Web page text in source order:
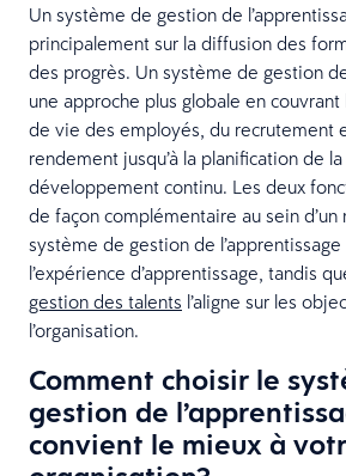
Un système de gestion de
principalement sur la diffusion des
des progrès. Un système de gestion
une approche plus globale en couvrant
de vie des employés, du recrutement
rendement jusqu’à la planification de
développement continu. Les deux
de façon complémentaire au sein
système de gestion de
l’expérience d’apprentissage, tandis
gestion des talents l’aligne sur les
l’organisation.
Comment choisir le
gestion de
convient le mieux à